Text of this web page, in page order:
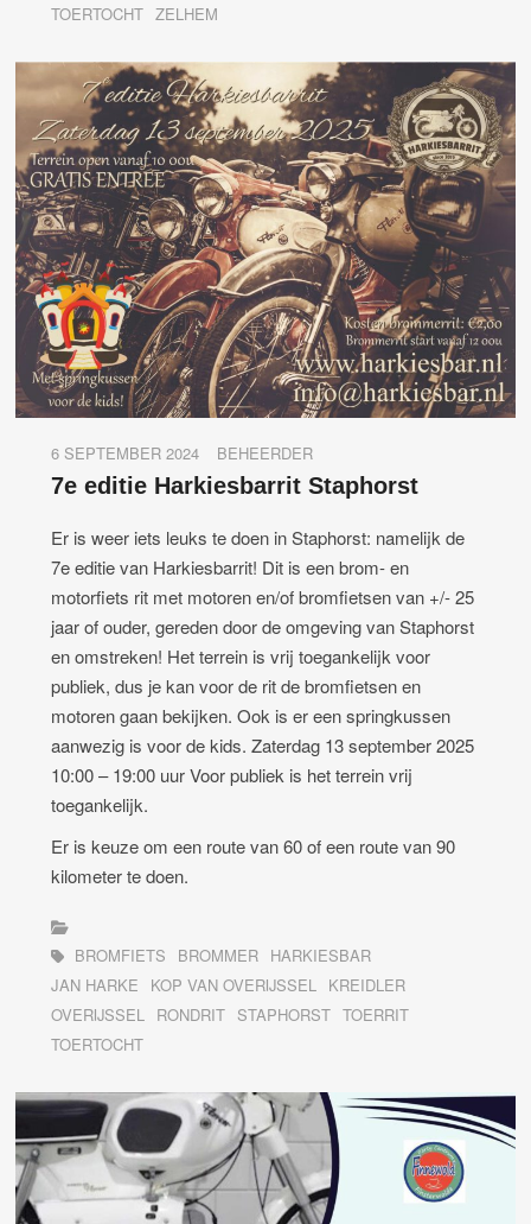
TOERTOCHT ZELHEM
6 SEPTEMBER 2024 BEHEERDER
7e editie Harkiesbarrit Staphorst
Er is weer iets leuks te doen in Staphorst: namelijk de
7e editie van Harkiesbarrit! Dit is een brom- en
motorfiets rit met motoren en/of bromfietsen van +/- 25
jaar of ouder, gereden door de omgeving van Staphorst
en omstreken! Het terrein is vrij toegankelijk voor
publiek, dus je kan voor de rit de bromfietsen en
motoren gaan bekijken. Ook is er een springkussen
aanwezig is voor de kids. Zaterdag 13 september 2025
10:00 – 19:00 uur Voor publiek is het terrein vrij
toegankelijk.
Er is keuze om een route van 60 of een route van 90
kilometer te doen.
BROMFIETS BROMMER HARKIESBAR
JAN HARKE
KOP VAN OVERIJSSEL
KREIDLER
OVERIJSSEL
RONDRIT STAPHORST TOERRIT
TOERTOCHT